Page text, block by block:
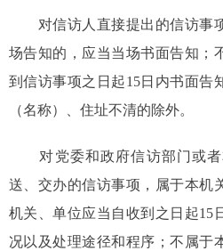
对信访人直接提出的信访事
场告知的，应当当场书面告知；
到信访事项之日起15日内书面告
（名称）、住址不清的除外。
对党委和政府信访部门或者
送、交办的信访事项，属于本机
机关、单位应当自收到之日起15
况以及处理途径和程序；不属于